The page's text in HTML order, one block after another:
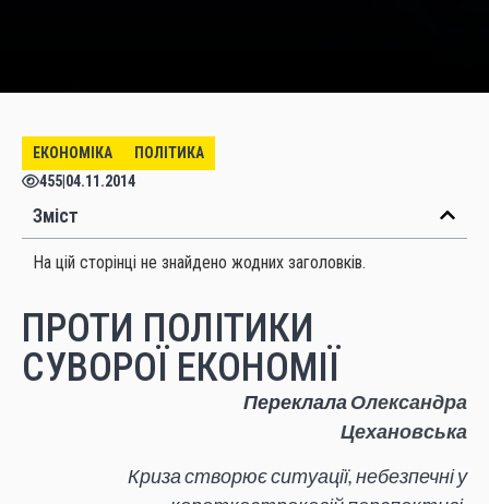
ЕКОНОМІКА
ПОЛІТИКА
455 04.11.2014
Зміст
На цій сторінці не знайдено жодних заголовків.
ПРОТИ ПОЛІТИКИ
СУВОРОЇ ЕКОНОМІЇ
ПереклалаОлександра
Цехановська
Криза створює ситуації, небезпечні у